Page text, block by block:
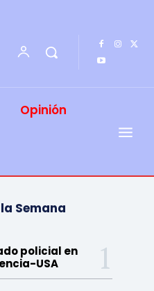
Opinión
Semana
policial en
USA